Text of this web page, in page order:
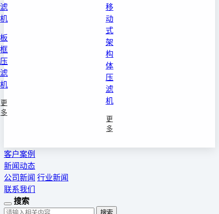
滤
机
板
框
压
滤
机
更
多
移
动
式
架
构
体
压
滤
机
更
多
客户案例
新闻动态
公司新闻 行业新闻
联系我们
搜索